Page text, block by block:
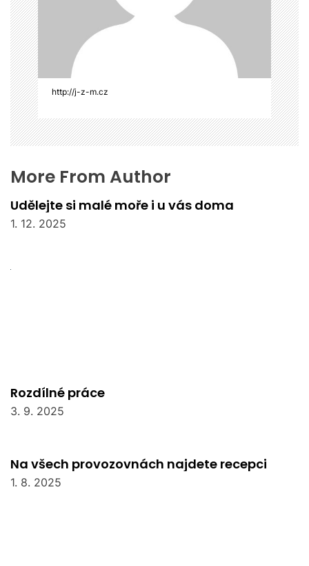
p
ě
v
e
k http://j-z-m.cz
More From Author
Udělejte si malé moře i u vás doma
1. 12. 2025
Rozdílné práce
3. 9. 2025
Na všech provozovnách najdete recepci
1. 8. 2025